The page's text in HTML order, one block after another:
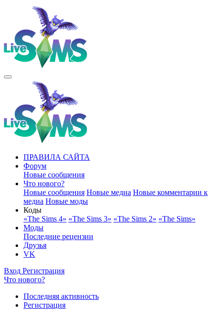
ПРАВИЛА САЙТА
Форум
Новые сообщения
Что нового?
Новые сообщения Новые медиа Новые комментарии к
медиа Новые моды
Коды
«The Sims 4» «The Sims 3» «The Sims 2» «The Sims»
Моды
Последние рецензии
Друзья
VK
Вход Регистрация
Что нового?
Последняя активность
Регистрация